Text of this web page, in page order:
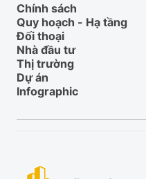
Chính sách
Quy hoạch - Hạ tầng
Đối thoại
Nhà đầu tư
Thị trường
Dự án
Infographic